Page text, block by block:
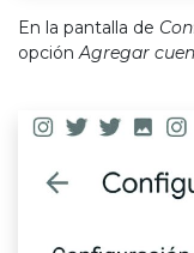
En la pantalla de
opción Agregar